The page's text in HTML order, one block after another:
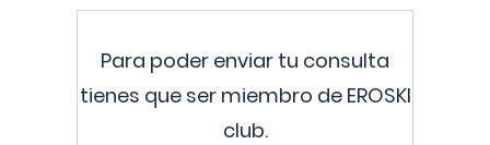
Para poder enviar tu consulta
tienes que ser miembro de EROSKI
club.